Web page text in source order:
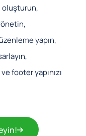
oluşturun,
yapın,
footer yapınızı